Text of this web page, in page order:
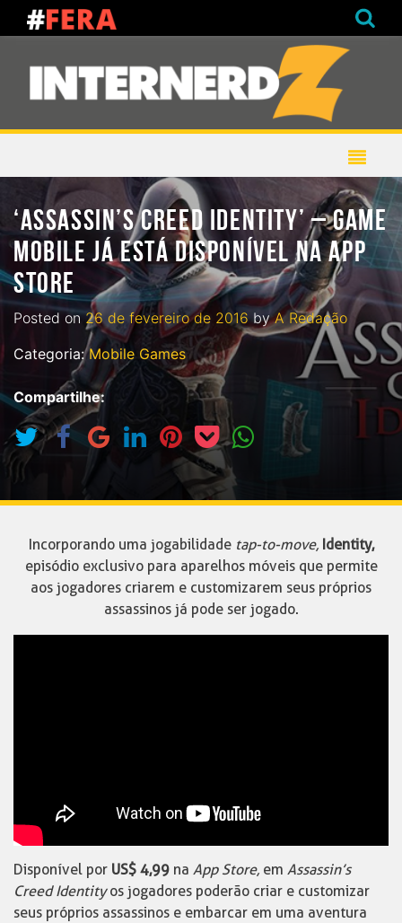
‘ASSASSIN’S CREED IDENTITY’ – GAME
MOBILE JÁ ESTÁ DISPONÍVEL NA APP
STORE
Posted on26 de fevereiro de 2016byA Redação
Categoria:Mobile Games
Compartilhe:
Incorporando uma jogabilidade tap-to-move, Identity,
episódio exclusivo para aparelhos móveis que permite
aos jogadores criarem e customizarem seus próprios
assassinos já pode ser jogado.
Disponível por US$ 4,99 na App Store, em Assassin’s
Creed Identityos jogadores poderão criar e customizar
seus próprios assassinos e embarcar em uma aventura